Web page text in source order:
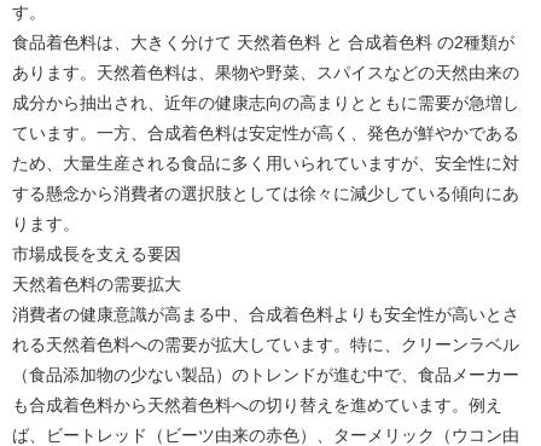
す。
食品着色料は、大きく分けて 天然着色料 と 合成着色料 の2種類が
あります。天然着色料は、果物や野菜、スパイスなどの天然由来の
成分から抽出され、近年の健康志向の高まりとともに需要が急増し
ています。一方、合成着色料は安定性が高く、発色が鮮やかである
ため、大量生産される食品に多く用いられていますが、安全性に対
する懸念から消費者の選択肢としては徐々に減少している傾向にあ
ります。
市場成長を支える要因
天然着色料の需要拡大
消費者の健康意識が高まる中、合成着色料よりも安全性が高いとさ
れる天然着色料への需要が拡大しています。特に、クリーンラベル
（食品添加物の少ない製品）のトレンドが進む中で、食品メーカー
も合成着色料から天然着色料への切り替えを進めています。例え
ば、ビートレッド（ビーツ由来の赤色）、ターメリック（ウコン由